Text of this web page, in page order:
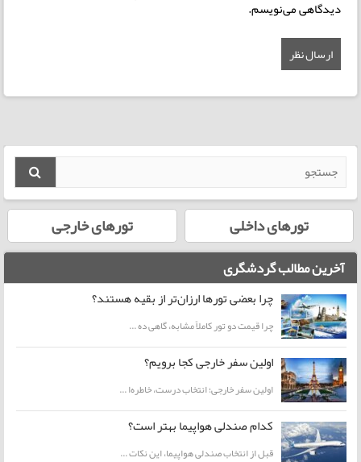
دیدگاهی می‌نویسم.
تورهای داخلی تورهای خارجی
آخرین مطالب گردشگری
چرا بعضی تورها ارزان‌تر از بقیه هستند؟
چرا قیمت دو تور کاملاً مشابه، گاهی ده ...
اولین سفر خارجی کجا برویم؟
اولین سفر خارجی؛ انتخاب درست، خاطره‌ا ...
کدام صندلی هواپیما بهتر است؟
قبل از انتخاب صندلی هواپیما، این نکات ...